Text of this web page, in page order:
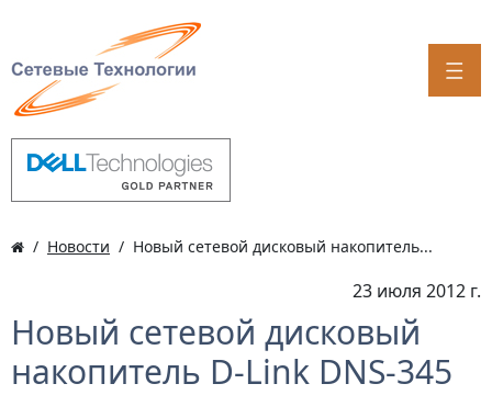
Новости Новый сетевой дисковый накопитель...
23 июля 2012 г.
Новый сетевой дисковый
накопитель D-Link DNS-345